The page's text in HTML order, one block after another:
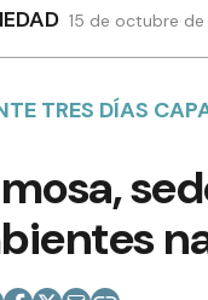
15 de octubre
TRES DÍAS